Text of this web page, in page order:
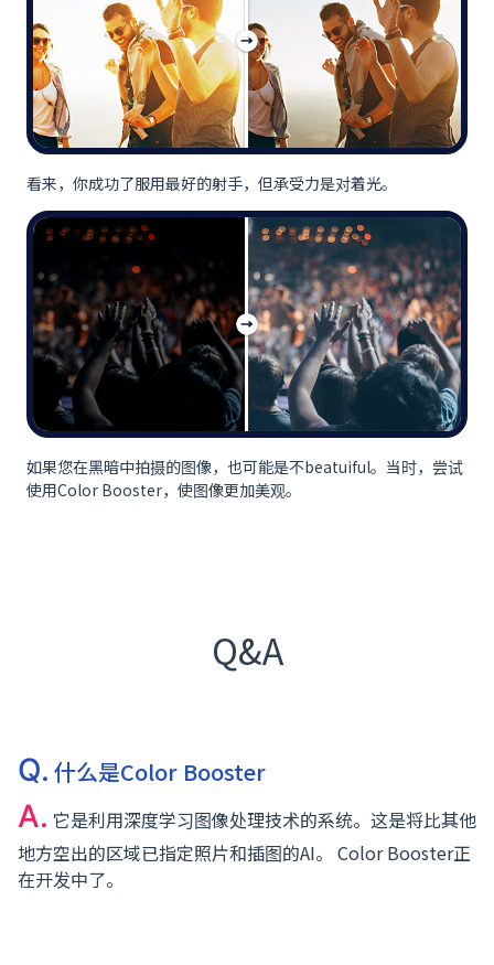
看来，你成功了服用最好的射手，但承受力是对着光。
如果您在黑暗中拍摄的图像，也可能是不beatuiful。当时，尝试
使用Color Booster，使图像更加美观。
Q&A
Q. 什么是Color Booster
A. 它是利用深度学习图像处理技术的系统。这是将比其他
地方空出的区域已指定照片和插图的AI。 Color Booster正
在开发中了。